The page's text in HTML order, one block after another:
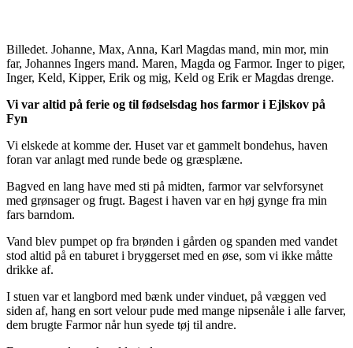
Billedet. Johanne, Max, Anna, Karl Magdas mand, min mor, min
far, Johannes Ingers mand. Maren, Magda og Farmor. Inger to piger,
Inger, Keld, Kipper, Erik og mig, Keld og Erik er Magdas drenge.
Vi var altid på ferie og til fødselsdag hos farmor i Ejlskov på
Fyn
Vi elskede at komme der. Huset var et gammelt bondehus, haven
foran var anlagt med runde bede og græsplæne.
Bagved en lang have med sti på midten, farmor var selvforsynet
med grønsager og frugt. Bagest i haven var en høj gynge fra min
fars barndom.
Vand blev pumpet op fra brønden i gården og spanden med vandet
stod altid på en taburet i bryggerset med en øse, som vi ikke måtte
drikke af.
I stuen var et langbord med bænk under vinduet, på væggen ved
siden af, hang en sort velour pude med mange nipsenåle i alle farver,
dem brugte Farmor når hun syede tøj til andre.